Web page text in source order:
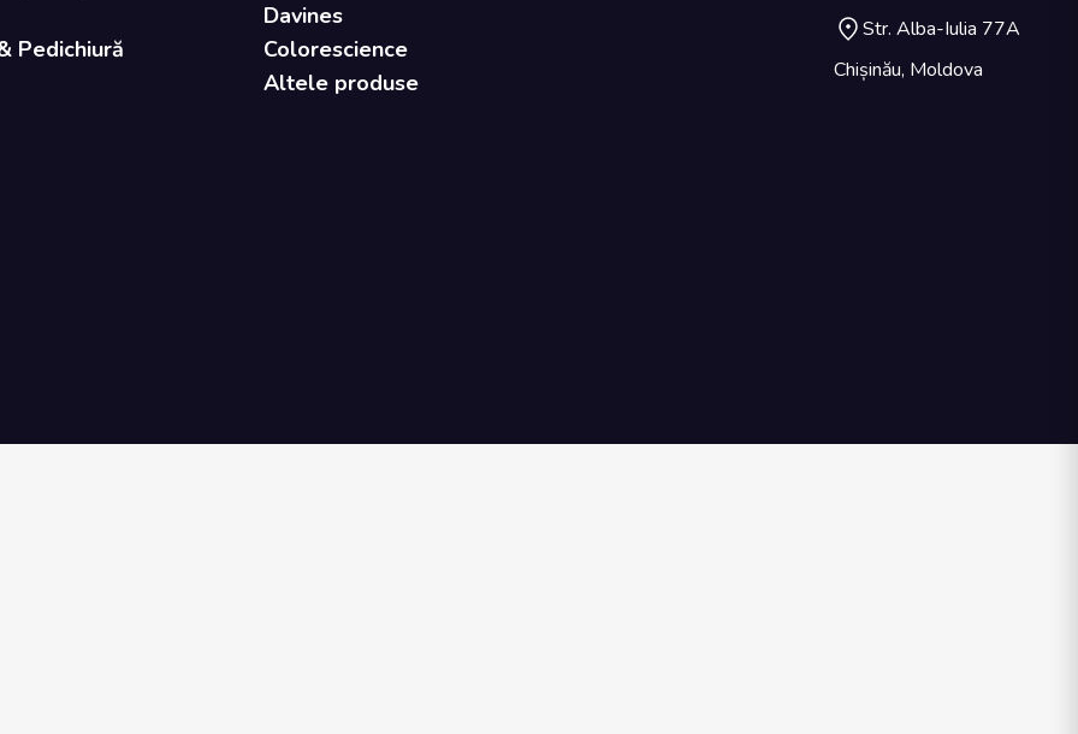
Pedichiură
Davines
Colorescience
Altele produse
Str. Alba-Iulia 77A
Chișinău, Moldova